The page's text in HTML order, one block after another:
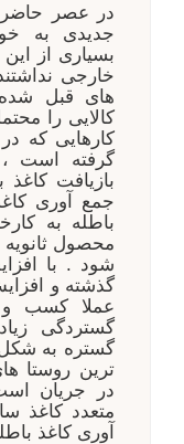
در عصر
جدیدی به
بسیاری از
خارجی
های قبل
کالایی را
کارهایی که
گرفته است ،
بازیافت
جمع آوری
باطله به
محصول ثانویه
شود . با
گذشته و
عملا کسب و
گستردگی
گستره به شکل
ترین روستا
در جریان
متعدد کاغذ
آوری کاغذ